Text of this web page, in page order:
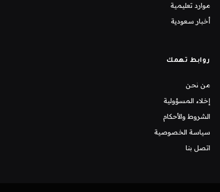
موارد تعليمية
أخبار سعودية
روابط تهمك
من نحن
إخلاء المسؤولية
الشروط والأحكام
سياسة الخصوصية
اتصل بنا